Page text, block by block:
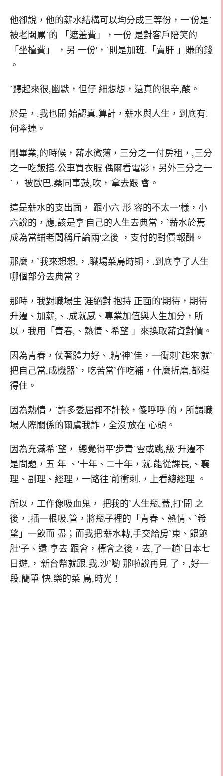
他卻說，他的薪水結構可以均分成三等份，一'份是`
被老闆罵`的 「遮羞費」，一份 是對客戶陪笑的
「坐檯費」 ，另 一份'，`則是加班.「賣肝 」賺的錢
。
`聽起來很,幽默，但仔 細想想，還真的很辛,酸。
於是，.我也開 始認真.算計，薪水與人生，到底有.
何牽連。
剛畢業,的時候，薪水微薄，三分之一付房租，,三分
之一吃飯搭.公車買衣服 偶爾看電影，另外三分之一
`， 被歐巴.桑同事鼓,吹，'拿去跟 會。
這是薪水的支出面， 跟小六 形 容的不太一'樣，小
六說的，應,該是拿'自己的人生去典當，`薪水於焉
成為當鋪老闆稱斤論兩'之後 ，支付的對價'報酬。
那麼，`我來想想,，.職場菜鳥時期，.到底拿了人生
哪個部分去典當？
那時，我對職場生 涯絕對 抱持 正面的'期待，期待
升遷、加薪,、.成就感、專業加值與人生加分，所
以，我用「青春,、熱情、希望 」來換取薪資對價。
因為青春，仗著體力好、.精'神`佳，一衝刺`起來'就`
把自己當,成機器`，吃苦當`作吃補，什麼折磨,都挺
得住。
因為熱情，`許多委屈都不計較，傻呼呼 的，所謂職
場人際關係的爾虞我詐，全沒'放在 心頭。
因為充滿希`望， 總覺得平'步青`雲或跳,級`升遷不
是問題，五 年 、'十年、二十年，就.能從課長,、襄
理、副理、經理，一路往`前衝刺.，上看總經理 。
所以，工作像吸血鬼， 把我的`人生瓶,蓋,打'開 之
後，,插一根吸.管，將瓶子裡的「青春、熱情、`希
望」一飲而 盡；而我把'薪水轉,手交給房`東、餵飽
肚'子、還 拿去 跟會，標會之後，去,了一趟`日本七
日遊,，'新台幣就跟.我.沙`喲 那啦說再見 了，,好一
段.簡單 快.樂的菜 鳥,時光！